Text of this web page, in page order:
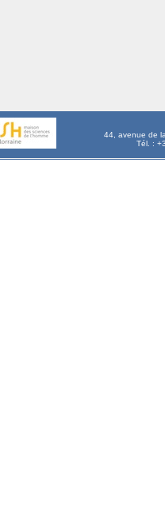
44, avenue de
Tél. :